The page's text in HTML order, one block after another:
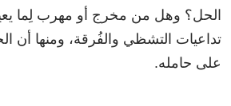
الحل؟ وهل من مخرج أو مهرب لِما
تداعيات التشظي والفُرقة، ومنها أن
على حامله.